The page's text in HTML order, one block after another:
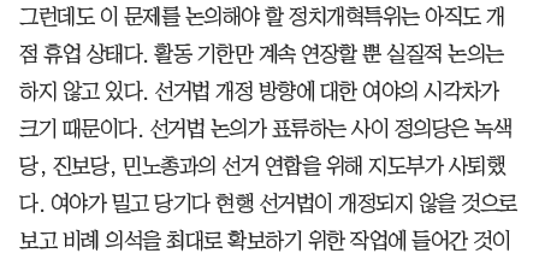
그런데도 이 문제를 논의해야 할 정치개혁특위는 아직도 개
점 휴업 상태다. 활동 기한만 계속 연장할 뿐 실질적 논의는
하지 않고 있다. 선거법 개정 방향에 대한 여야의 시각차가
크기 때문이다. 선거법 논의가 표류하는 사이 정의당은 녹색
당, 진보당, 민노총과의 선거 연합을 위해 지도부가 사퇴했
다. 여야가 밀고 당기다 현행 선거법이 개정되지 않을 것으로
보고 비례 의석을 최대로 확보하기 위한 작업에 들어간 것이